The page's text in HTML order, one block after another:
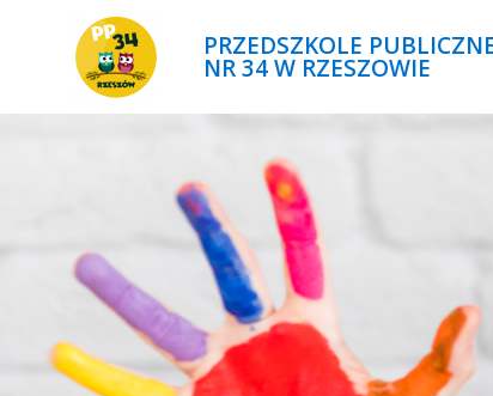
PRZEDSZKOLE
NR 34 W RZESZOWIE